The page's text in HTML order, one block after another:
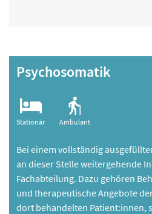
Psychosomatik
Stationär Ambulant
Bei einem vollständig
an dieser Stelle weitergehende
Fachabteilung. Dazu gehören
und therapeutische Angebote
dort behandelten Patient:innen,